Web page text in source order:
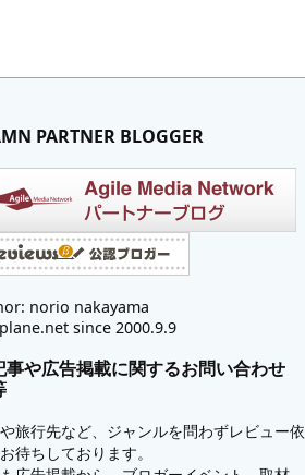
PARTNER BLOGGER
norio nakayama
since 2000.9.9
事や広告掲載に関するお問い合わせ
旅行先など、ジャンルを問わずレビュー依
待ちしております。